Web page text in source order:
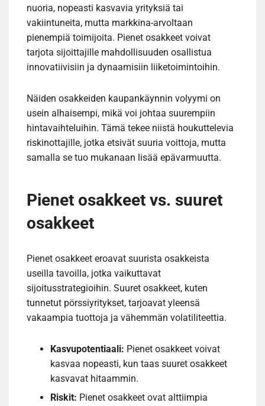
nuoria, nopeasti kasvavia yrityksiä tai
vakiintuneita, mutta markkina-arvoltaan
pienempiä toimijoita. Pienet osakkeet voivat
tarjota sijoittajille mahdollisuuden osallistua
innovatiivisiin ja dynaamisiin liiketoimintoihin.
Näiden osakkeiden kaupankäynnin volyymi on
usein alhaisempi, mikä voi johtaa suurempiin
hintavaihteluihin. Tämä tekee niistä houkuttelevia
riskinottajille, jotka etsivät suuria voittoja, mutta
samalla se tuo mukanaan lisää epävarmuutta.
Pienet osakkeet vs. suuret
osakkeet
Pienet osakkeet eroavat suurista osakkeista
useilla tavoilla, jotka vaikuttavat
sijoitusstrategioihin. Suuret osakkeet, kuten
tunnetut pörssiyritykset, tarjoavat yleensä
vakaampia tuottoja ja vähemmän volatiliteettia.
Kasvupotentiaali: Pienet osakkeet voivat
kasvaa nopeasti, kun taas suuret osakkeet
kasvavat hitaammin.
Riskit: Pienet osakkeet ovat alttiimpia